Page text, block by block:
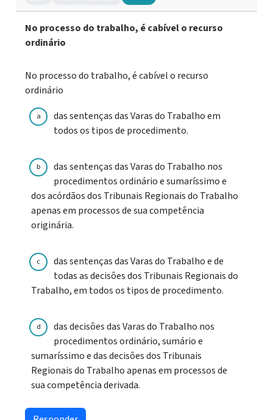
No processo do trabalho, é cabível o recurso
ordinário
No processo do trabalho, é cabível o recurso
ordinário
a
das sentenças das Varas do Trabalho em
todos os tipos de procedimento.
b
das sentenças das Varas do Trabalho nos
procedimentos ordinário e sumaríssimo e
dos acórdãos dos Tribunais Regionais do Trabalho
apenas em processos de sua competência
originária.
c
das sentenças das Varas do Trabalho e de
todas as decisôes dos Tribunais Regionais do
Trabalho, em todos os tipos de procedimento.
d
das decisôes das Varas do Trabalho nos
procedimentos ordinário, sumário e
sumaríssimo e das decisôes dos Tribunais
Regionais do Trabalho apenas em processos de
sua competência derivada.